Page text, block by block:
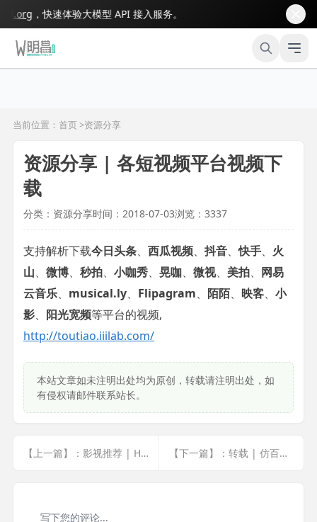
，快速体验大模型 API 接入服务。
当前位置：首页 >资源分享
资源分享 | 各短视频平台视频下
载
分类：资源分享时间：2018-07-03浏览：3337
支持解析下载今日头条、 西瓜视频、 抖音、快手、 火
山、 微博、 秒拍、 小咖秀、 晃咖、 微视、 美拍、 网易
云音乐、 musical.ly、 Flipagram、 陌陌、 映客、 小
影、 阳光宽频等平台的视频,
http://toutiao.iiilab.com/
本站文章如未注明出处均为原创，转载请注明出处，如
有侵权请邮件联系站长。
【上一篇】：影视推荐 | HBO拍的巴菲特的纪录片 【下一篇】：转载 | 仿百度云加速浏览器安全检查 可有效防止cc攻击